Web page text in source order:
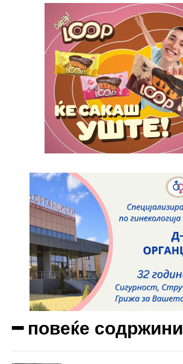
100 / yearplaceholder text
ИЗБЕРЕТЕ ПЛАН
Full member access:
Etiam est nibh, lobortis sit
Praesent euismod ac
Ut mollis pellentesque tortor
Nullam eu erat condimentum
Donec quis est ac felis
Orci varius natoque dolor
Yearly pricing Monthly pricing
━ повеќе содржини